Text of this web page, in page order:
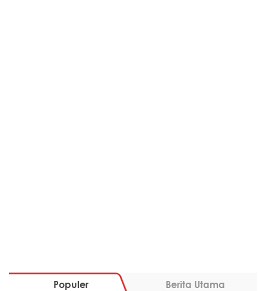
Populer Berita Utama